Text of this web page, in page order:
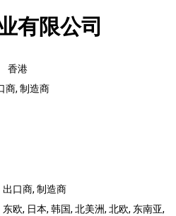
有限公司
香港
商, 制造商
出口商, 制造商
东欧, 日本, 韩国, 北美洲, 北欧, 东南亚,